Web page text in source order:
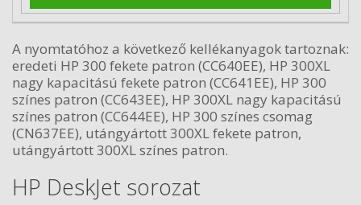
A nyomtatóhoz a következő kellékanyagok tartoznak:
eredeti HP 300 fekete patron (CC640EE), HP 300XL
nagy kapacitású fekete patron (CC641EE), HP 300
színes patron (CC643EE), HP 300XL nagy kapacitású
színes patron (CC644EE), HP 300 színes csomag
(CN637EE), utángyártott 300XL fekete patron,
utángyártott 300XL színes patron.
HP DeskJet sorozat